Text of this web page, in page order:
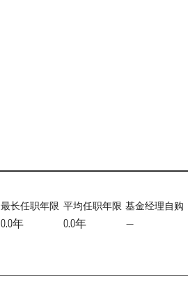
最长任职年限
0.0年
平均任职年限
0.0年
基金经理自购
—